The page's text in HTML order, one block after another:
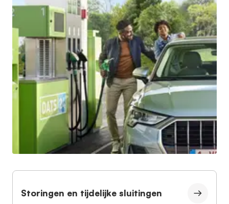
Storingen en tijdelijke sluitingen